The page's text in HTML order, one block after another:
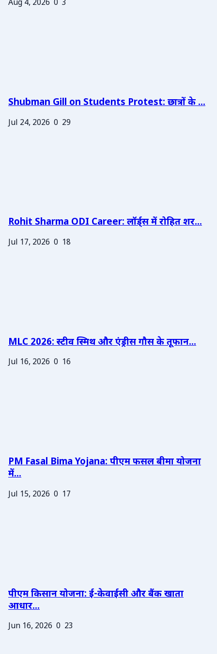
Aug 4, 2026 0 3
Shubman Gill on Students Protest: छात्रों के ...
Jul 24, 2026 0 29
Rohit Sharma ODI Career: लॉर्ड्स में रोहित शर...
Jul 17, 2026 0 18
MLC 2026: स्टीव स्मिथ और एंड्रीस गौस के तूफान...
Jul 16, 2026 0 16
PM Fasal Bima Yojana: पीएम फसल बीमा योजना
में...
Jul 15, 2026 0 17
पीएम किसान योजना: ई-केवाईसी और बैंक खाता
आधार...
Jun 16, 2026 0 23